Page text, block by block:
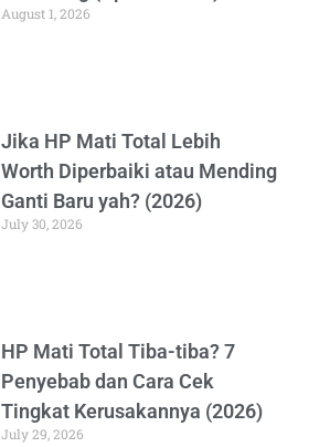
August 1, 2026
Jika HP Mati Total Lebih
Worth Diperbaiki atau Mending
Ganti Baru yah? (2026)
July 30, 2026
HP Mati Total Tiba-tiba? 7
Penyebab dan Cara Cek
Tingkat Kerusakannya (2026)
July 29, 2026